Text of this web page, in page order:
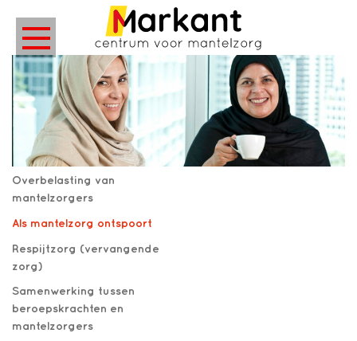
Overbelasting van
mantelzorgers
Als mantelzorg ontspoort
Respijtzorg (vervangende
zorg)
Samenwerking tussen
beroepskrachten en
mantelzorgers